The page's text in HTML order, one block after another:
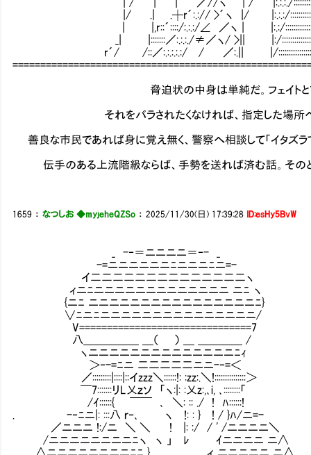
|/ .| .┼r´:.:// >´ヽ |/ |:.:.:/
| |,r::´::::/:.:.:/∠ ／ヽ | |:.:/
_| |:::::::／:.:.:./≠／ヽ/ >|| |:/
r´/ /::／:.:.:.:.:/ / ／:.|| |/::::::::::::::::::
脅迫状の中身は単純だ。フェイトとアルトが
それをバラされたくなければ、指定した場所へ二人で
善良な市民であれば身に覚え無く、警察へ相談して「イタズラ
伝手のある上流階級ならば、手勢を送れば済む話。そのどち
1659 ：なつしお ◆myjeheQZSo ：2025/11/30(日) 17:39:28 ID:esHy5BvW
_ -‐＝ニニニニ＝‐- _
-=ニニニニニニﾆニニニﾆニ=-
イ二二二二二二二二二二二二二二ヽ
ィニﾆニニニニニニニニニニニニニ ニﾆ ヽ
{ニﾆ ニニニニニニニニニニニニニニニニﾆ}
∨ﾆニﾆニニニニニニニニニニニニニニニ/
V===============================7
八＿＿＿＿＿ ＿（ ） ＿ ＿＿＿＿ /
ヽニニニニニニニニニニニニニニﾆｨ
＞‐-=ﾆニ 二二二二二ニニ-‐=＜
／:::::::::|::::|::イzzz＼::::::!: :zz:.＼!:::::::::::::::＞
￣7:::::::リL乂ｚソ 「ヽ:|: :乂z:,､i, ､::::::::「
/ｲ::::::{ ￣￣ ､ ＼: :: ./ ! ﾊ::::::!
. -‐ﾆニ|: :::八 ｒ‐､ ヽ !: : } ! / }ﾊ/ニ=-
／ニニニ !:/ニ ＼ ＼ ! |: :/ / ' /ニニニニ＼
/ニニニニニニニニﾆヽ ヽ 」 ﾚ ｲニニニニ ニ∧
∧ニニニニニニニニﾆﾆ } ィ ニニニニニ ニ∧